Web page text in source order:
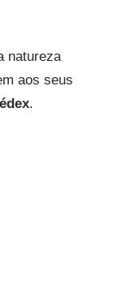
natureza
aos seus
.